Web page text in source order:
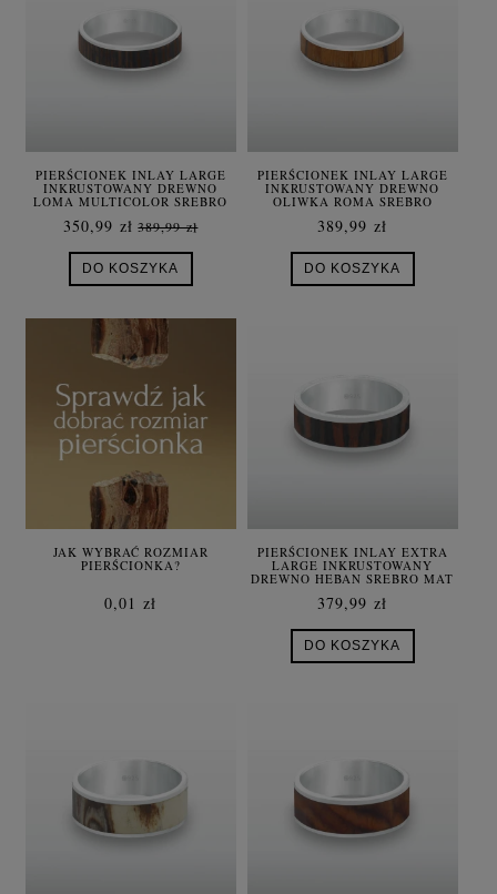
PIERŚCIONEK INLAY LARGE
INKRUSTOWANY DREWNO
LOMA MULTICOLOR SREBRO
350,99 zł 389,99 zł
DO KOSZYKA
PIERŚCIONEK INLAY LARGE
INKRUSTOWANY DREWNO
OLIWKA ROMA SREBRO
389,99 zł
DO KOSZYKA
JAK WYBRAĆ ROZMIAR
PIERŚCIONKA?
0,01 zł
PIERŚCIONEK INLAY EXTRA
LARGE INKRUSTOWANY
DREWNO HEBAN SREBRO MAT
379,99 zł
DO KOSZYKA